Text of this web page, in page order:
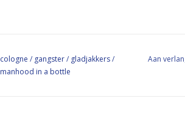
cologne / gangster/ gladjakkers/
manhood in a bottle
Aan